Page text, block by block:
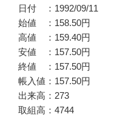
日付 ：1992/09/11
始値 ：158.50円
高値 ：159.40円
安値 ：157.50円
終値 ：157.50円
帳入値：157.50円
出来高：273
取組高：4744